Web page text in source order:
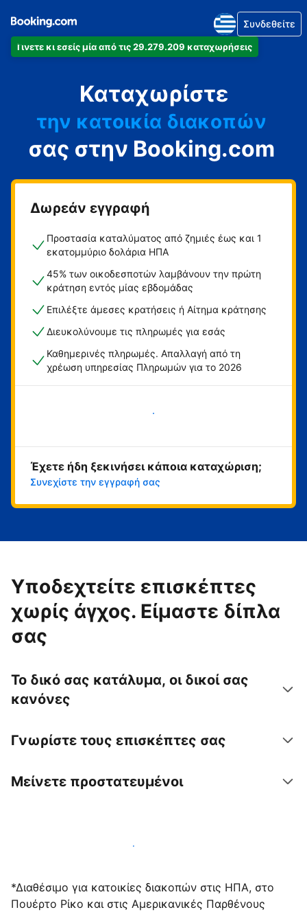
Γίνετε κι εσείς μία από τις 29.279.209 καταχωρήσεις
Συνδεθείτε
Καταχωρίστε
το ξενοδοχείο
την κατοικία διακοπών
τον ξενώνα
τη βίλα
σας στην Booking.com
Δωρεάν εγγραφή
Προστασία καταλύματος από ζημιές έως και 1
εκατομμύριο δολάρια ΗΠΑ
45% των οικοδεσποτών λαμβάνουν την πρώτη
κράτηση εντός μίας εβδομάδας
Επιλέξτε άμεσες κρατήσεις ή Αίτημα κράτησης
Διευκολύνουμε τις πληρωμές για εσάς
Καθημερινές πληρωμές. Απαλλαγή από τη
χρέωση υπηρεσίας Πληρωμών για το 2026
Ξεκινήστε τώρα
Έχετε ήδη ξεκινήσει κάποια καταχώριση;
Συνεχίστε την εγγραφή σας
Υποδεχτείτε επισκέπτες
χωρίς άγχος. Είμαστε δίπλα
σας
Το δικό σας κατάλυμα, οι δικοί σας
κανόνες
Γνωρίστε τους επισκέπτες σας
Μείνετε προστατευμένοι
Υποδεχτείτε επισκέπτες μαζί μας σήμερα
*Διαθέσιμο για κατοικίες διακοπών στις ΗΠΑ, στο
Πουέρτο Ρίκο και στις Αμερικανικές Παρθένους